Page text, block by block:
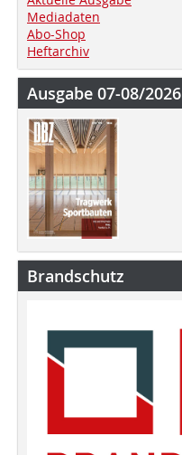
Mediadaten
Abo-Shop
Heftarchiv
Ausgabe 07-08/2026
Brandschutz